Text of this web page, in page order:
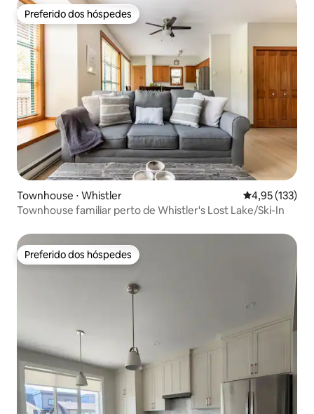
Preferido dos hóspedes
Preferido dos hóspedes
Townhouse ⋅ Whistler 4,95 de uma
4,95 (133)
Townhouse familiar perto de Whistler's Lost Lake/Ski-In
Preferido dos hóspedes
Preferido dos hóspedes